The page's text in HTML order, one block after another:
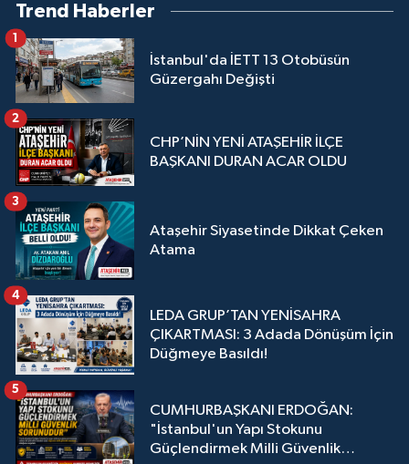
Trend Haberler
İstanbul'da İETT 13 Otobüsün
Güzergahı Değişti
1
CHP’NİN YENİ ATAŞEHİR İLÇE
BAŞKANI DURAN ACAR OLDU
2
Ataşehir Siyasetinde Dikkat Çeken
Atama
3
LEDA GRUP’TAN YENİSAHRA
ÇIKARTMASI: 3 Adada Dönüşüm İçin
Düğmeye Basıldı!
4
CUMHURBAŞKANI ERDOĞAN:
"İstanbul'un Yapı Stokunu
Güçlendirmek Milli Güvenlik
5